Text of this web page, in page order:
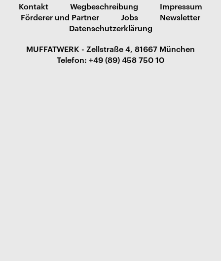
Kontakt
Wegbeschreibung
Impressum
Förderer und Partner
Jobs
Newsletter
Datenschutzerklärung
MUFFATWERK - Zellstraße 4, 81667 München
Telefon: +49 (89) 458 750 10